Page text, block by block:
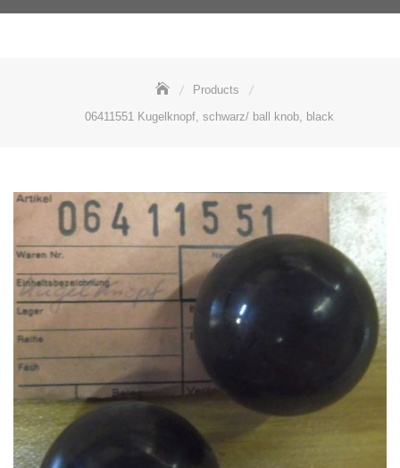
Products
06411551 Kugelknopf, schwarz/ ball knob, black